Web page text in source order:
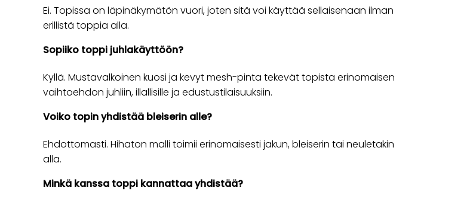
Ei. Topissa on läpinäkymätön vuori, joten sitä voi käyttää sellaisenaan ilman
erillistä toppia alla.
Sopiiko toppi juhlakäyttöön?
Kyllä. Mustavalkoinen kuosi ja kevyt mesh-pinta tekevät topista erinomaisen
vaihtoehdon juhliin, illallisille ja edustustilaisuuksiin.
Voiko topin yhdistää bleiserin alle?
Ehdottomasti. Hihaton malli toimii erinomaisesti jakun, bleiserin tai neuletakin
alla.
Minkä kanssa toppi kannattaa yhdistää?